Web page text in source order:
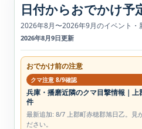
日付からおでかけ予
2026年8月〜2026年9月のイベント・
2026年8月9日更新
おでかけ前の注意
クマ注意 8/9確認
兵庫・播磨近隣のクマ目撃情報｜
件
最新追加: 8/7 上郡町赤穂郡旭日乙。見
ださい。